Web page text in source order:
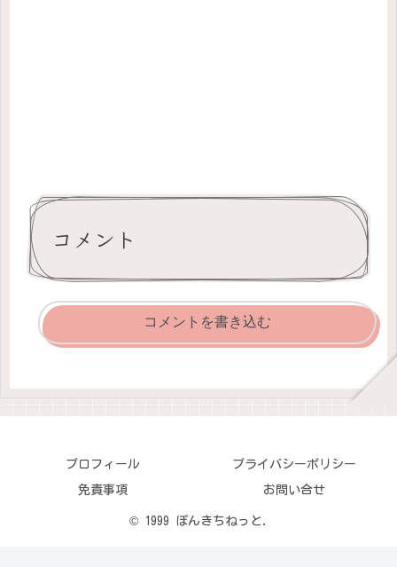
コメント
コメントを書き込む
プロフィール プライバシーポリシー
免責事項 お問い合せ
© 1999 ぽんきちねっと.